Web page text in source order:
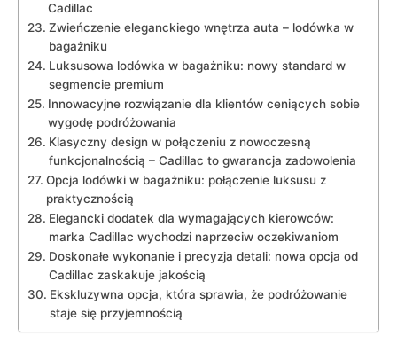
Cadillac
Zwieńczenie ⁢eleganckiego⁢ wnętrza auta – lodówka w
bagażniku
Luksusowa lodówka w bagażniku: nowy standard⁤ w
segmencie premium
Innowacyjne rozwiązanie ⁢dla klientów ceniących sobie
​wygodę podróżowania
Klasyczny design ‌w połączeniu z‌ nowoczesną
funkcjonalnością – Cadillac‍ to gwarancja zadowolenia
Opcja ⁢lodówki ⁢w bagażniku: połączenie luksusu z
praktycznością
Elegancki dodatek dla ​wymagających ⁢kierowców:
marka Cadillac wychodzi naprzeciw⁣ oczekiwaniom
Doskonałe wykonanie i precyzja detali: ​nowa opcja ⁤od
Cadillac zaskakuje jakością
Ekskluzywna opcja, która sprawia, że podróżowanie
staje się przyjemnością